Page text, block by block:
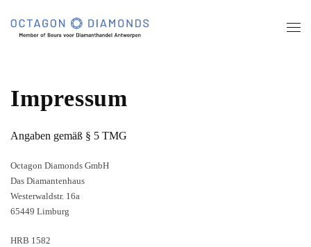
Skip
Impressum
Angaben gemäß § 5 TMG
Octagon Diamonds GmbH
Das Diamantenhaus
Westerwaldstr. 16a
65449 Limburg
HRB 1582